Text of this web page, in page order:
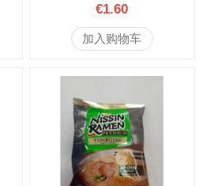
€1.60
加入购物车